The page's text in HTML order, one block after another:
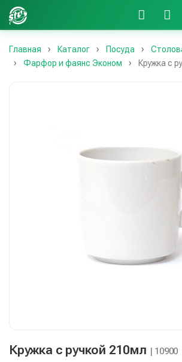
Главная Каталог Посуда
Фарфор и фаянс Эконом
Кружка с
Кружка с ручкой 210мл | 10900